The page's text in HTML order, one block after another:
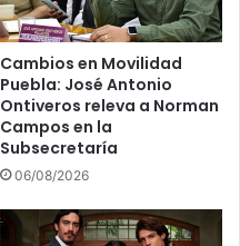
Cambios en Movilidad
Puebla: José Antonio
Ontiveros releva a Norman
Campos en la
Subsecretaría
06/08/2026